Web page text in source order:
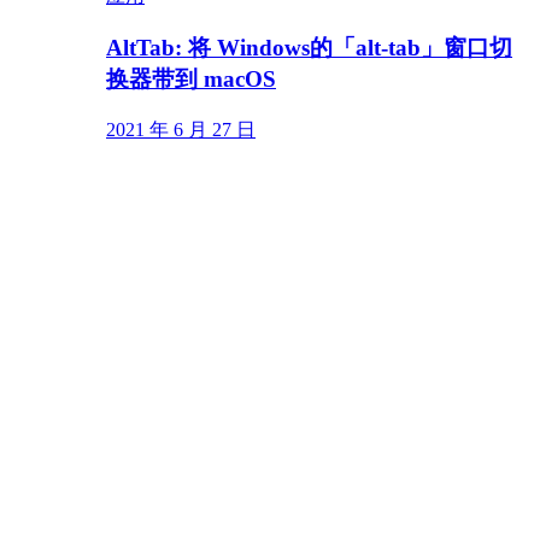
AltTab: 将 Windows的「alt-tab」窗口切
换器带到 macOS
2021 年 6 月 27 日